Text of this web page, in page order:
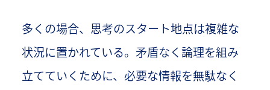
多くの場合、思考のスタート地点は複雑な
状況に置かれている。矛盾なく論理を組み
立てていくために、必要な情報を無駄なく